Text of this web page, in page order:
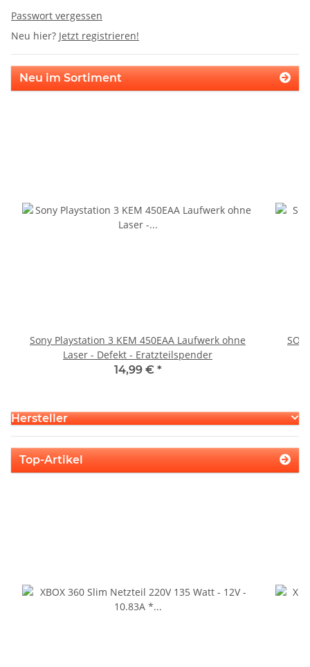
Passwort vergessen
Neu hier? Jetzt registrieren!
Neu im Sortiment
Sony Playstation 3 KEM 450EAA Laufwerk ohne
Laser - Defekt - Eratzteilspender
14,99 € *
Hersteller
Top-Artikel